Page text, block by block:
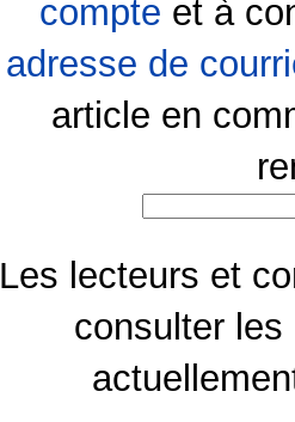
compte et à
adresse de
article en
Les lecteurs et
consulter les